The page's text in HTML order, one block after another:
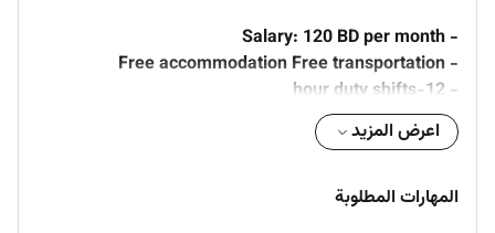
- Salary: 120 BD per month
- Free accommodation Free transportation
- 12-hour duty shifts
- 6 days of work per week
eliable and hardworking
اعرض المزيد
المهارات المطلوبة